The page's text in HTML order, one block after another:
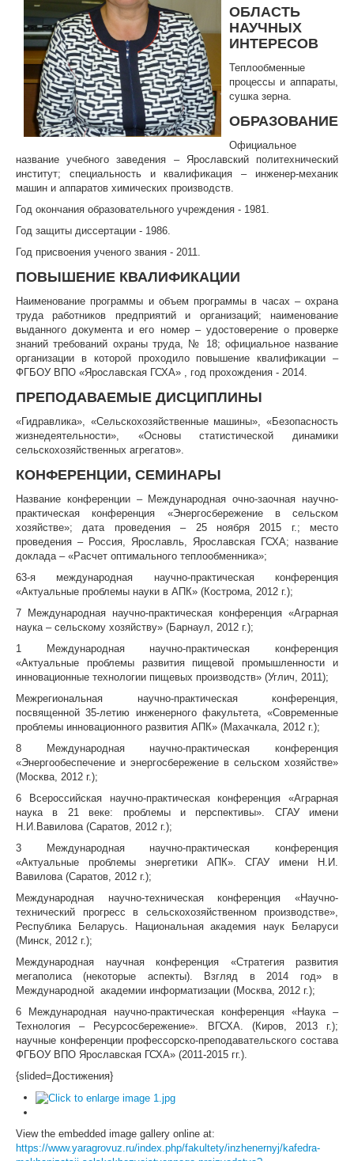
ЦЕНТР КОМПЕТЕНЦИЙ
НОВОСТИ
ОБРАЗОВАНИЕ
РАБОТА В УНИВЕРСИТЕТЕ
ЦКП АГРОТЕХНОЛОГИИ
НАЦИОНАЛЬНЫЕ ПРОЕКТЫ РОССИИ
МАСТЕР-КЛАССЫ
ЕДИНОЕ ОКНО
НАУКА И МЕЖДУНАРОДНАЯ ДЕЯТЕЛЬНОСТЬ
СТИПЕНДИАЛЬНЫЕ ПРОГРАММЫ
ПРОТИВОДЕЙСТВИЕ ТЕРРОРИЗМУ
ПРОТИВОДЕЙСТВИЕ КОРРУПЦИИ
ФАКУЛЬТЕТЫ
ОБЩЕЖИТИЕ
ЖУРНАЛ "ВЕСТНИК АПК ВЕРХНЕВОЛЖЬЯ"
ОБЛАСТЬ
НАУЧНЫХ
ИНТЕРЕСОВ
Теплообменные
процессы и аппараты,
сушка зерна.
ОБРАЗОВАНИЕ
Официальное
название учебного заведения – Ярославский политехнический
институт; специальность и квалификация – инженер-механик
машин и аппаратов химических производств.
Год окончания образовательного учреждения - 1981.
Год защиты диссертации - 1986.
Год присвоения ученого звания - 2011.
ПОВЫШЕНИЕ КВАЛИФИКАЦИИ
Наименование программы и объем программы в часах – охрана
труда работников предприятий и организаций; наименование
выданного документа и его номер – удостоверение о проверке
знаний требований охраны труда, № 18; официальное название
организации в которой проходило повышение квалификации –
ФГБОУ ВПО «Ярославская ГСХА» , год прохождения - 2014.
ПРЕПОДАВАЕМЫЕ ДИСЦИПЛИНЫ
«Гидравлика», «Сельскохозяйственные машины», «Безопасность
жизнедеятельности», «Основы статистической динамики
сельскохозяйственных агрегатов».
КОНФЕРЕНЦИИ, СЕМИНАРЫ
Название конференции – Международная очно-заочная научно-
практическая конференция «Энергосбережение в сельском
хозяйстве»; дата проведения – 25 ноября 2015 г.; место
проведения – Россия, Ярославль, Ярославская ГСХА; название
доклада – «Расчет оптимального теплообменника»;
63-я международная научно-практическая конференция
«Актуальные проблемы науки в АПК» (Кострома, 2012 г.);
7 Международная научно-практическая конференция «Аграрная
наука – сельскому хозяйству» (Барнаул, 2012 г.);
1 Международная научно-практическая конференция
«Актуальные проблемы развития пищевой промышленности и
инновационные технологии пищевых производств» (Углич, 2011);
Межрегиональная научно-практическая конференция,
посвященной 35-летию инженерного факультета, «Современные
проблемы инновационного развития АПК» (Махачкала, 2012 г.);
8 Международная научно-практическая конференция
«Энергообеспечение и энергосбережение в сельском хозяйстве»
(Москва, 2012 г.);
6 Всероссийская научно-практическая конференция «Аграрная
наука в 21 веке: проблемы и перспективы». СГАУ имени
Н.И.Вавилова (Саратов, 2012 г.);
3 Международная научно-практическая конференция
«Актуальные проблемы энергетики АПК». СГАУ имени Н.И.
Вавилова (Саратов, 2012 г.);
Международная научно-техническая конференция «Научно-
технический прогресс в сельскохозяйственном производстве»,
Республика Беларусь. Национальная академия наук Беларуси
(Минск, 2012 г.);
Международная научная конференция «Стратегия развития
мегаполиса (некоторые аспекты). Взгляд в 2014 год» в
Международной академии информатизации (Москва, 2012 г.);
6 Международная научно-практическая конференция «Наука –
Технология – Ресурсосбережение». ВГСХА. (Киров, 2013 г.);
научные конференции профессорско-преподавательского состава
ФГБОУ ВПО Ярославская ГСХА» (2011-2015 гг.).
{slided=Достижения}
View the embedded image gallery online at:
https://www.yaragrovuz.ru/index.php/fakultety/inzhenernyj/kafedra-